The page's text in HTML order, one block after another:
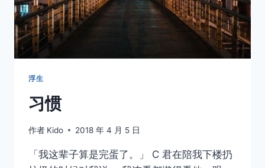
浮生
习惯
作者 Kido 2018 年 4 月 5 日
「我这辈子算是完蛋了。」 C 君在陪我下楼扔